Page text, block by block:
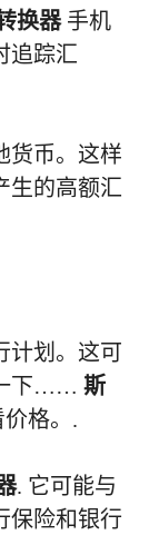
换器手机
踪汇
货币。这样
的高额汇
计划。这可
下…… 斯
价格。.
. 它可能与
保险和银行